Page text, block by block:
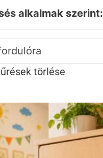
alkalmak szerint: